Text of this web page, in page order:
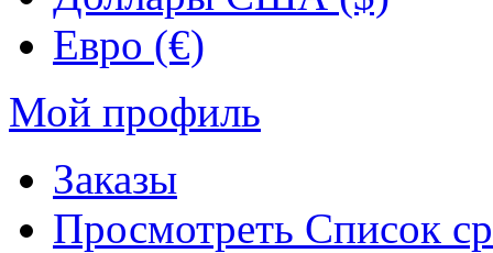
Евро (€)
Мой профиль
Заказы
Просмотреть Список